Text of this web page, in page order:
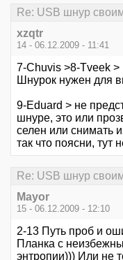
Re: USB шнур
xzqtr
14 - 06.12.2009 - 11:41
7-Chuvis >8-Tveek >
Шнурок нужен для
9-Eduard > не
шнуре, это или
селен или снимать
так что поясни, тут
Re: USB шнур
Mayor
15 - 06.12.2009 - 12:10
2-13 Путь проб и
Планка с
энтропии))) Или не